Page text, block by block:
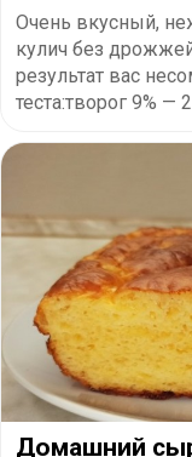
Очень вкусный,
кулич без
результат вас
теста:творог 9% —
Домашний